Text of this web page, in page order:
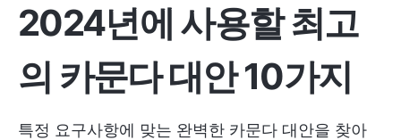
2024년에 사용할 최고
의 카문다 대안 10가지
특정 요구사항에 맞는 완벽한 카문다 대안을 찾아